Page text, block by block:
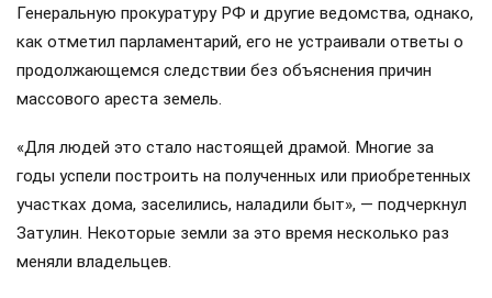
Генеральную прокуратуру РФ и другие ведомства, однако,
как отметил парламентарий, его не устраивали ответы о
продолжающемся следствии без объяснения причин
массового ареста земель.
«Для людей это стало настоящей драмой. Многие за
годы успели построить на полученных или приобретенных
участках дома, заселились, наладили быт», — подчеркнул
Затулин. Некоторые земли за это время несколько раз
меняли владельцев.